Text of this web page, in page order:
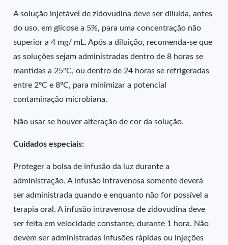
A solução injetável de zidovudina deve ser diluída, antes
do uso, em glicose a 5%, para uma concentração não
superior a 4 mg/ mL. Após a diluição, recomenda-se que
as soluções sejam administradas dentro de 8 horas se
mantidas a 25ºC, ou dentro de 24 horas se refrigeradas
entre 2ºC e 8ºC, para minimizar a potencial
contaminação microbiana.
Não usar se houver alteração de cor da solução.
Cuidados especiais:
Proteger a bolsa de infusão da luz durante a
administração. A infusão intravenosa somente deverá
ser administrada quando e enquanto não for possível a
terapia oral. A infusão intravenosa de zidovudina deve
ser feita em velocidade constante, durante 1 hora. Não
devem ser administradas infusões rápidas ou injeções